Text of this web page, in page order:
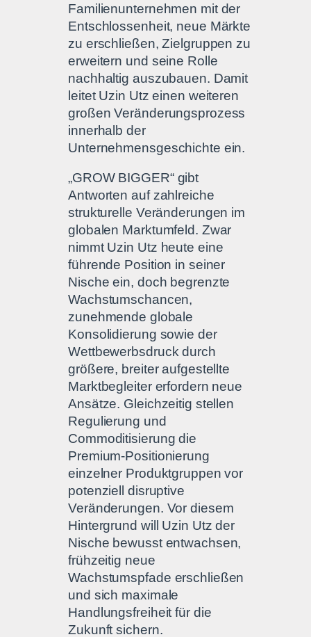
Familienunternehmen mit der
Entschlossenheit, neue Märkte
zu erschließen, Zielgruppen zu
erweitern und seine Rolle
nachhaltig auszubauen. Damit
leitet Uzin Utz einen weiteren
großen Veränderungsprozess
innerhalb der
Unternehmensgeschichte ein.
„GROW BIGGER“ gibt
Antworten auf zahlreiche
strukturelle Veränderungen im
globalen Marktumfeld. Zwar
nimmt Uzin Utz heute eine
führende Position in seiner
Nische ein, doch begrenzte
Wachstumschancen,
zunehmende globale
Konsolidierung sowie der
Wettbewerbsdruck durch
größere, breiter aufgestellte
Marktbegleiter erfordern neue
Ansätze. Gleichzeitig stellen
Regulierung und
Commoditisierung die
Premium-Positionierung
einzelner Produktgruppen vor
potenziell disruptive
Veränderungen. Vor diesem
Hintergrund will Uzin Utz der
Nische bewusst entwachsen,
frühzeitig neue
Wachstumspfade erschließen
und sich maximale
Handlungsfreiheit für die
Zukunft sichern.